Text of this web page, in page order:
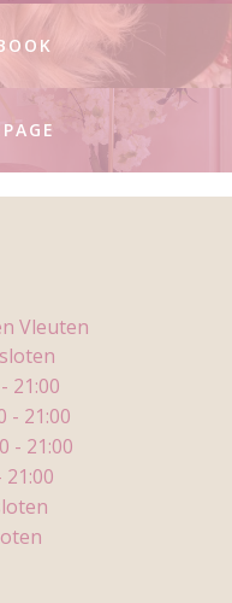
Vleuten
21:00
- 21:00
- 21:00
21:00